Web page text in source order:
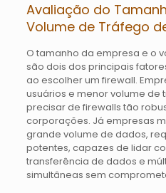
Avaliação do
Volume de Tráfego
O tamanho da empresa e o
são dois dos principais
ao escolher um firewall.
usuários e menor volume de
precisar de firewalls tão
corporações. Já empresas
grande volume de dados,
potentes, capazes de lidar
transferência de dados e
simultâneas sem